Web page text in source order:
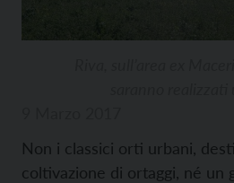
Non i classici orti urbani,
coltivazione di ortaggi, né un